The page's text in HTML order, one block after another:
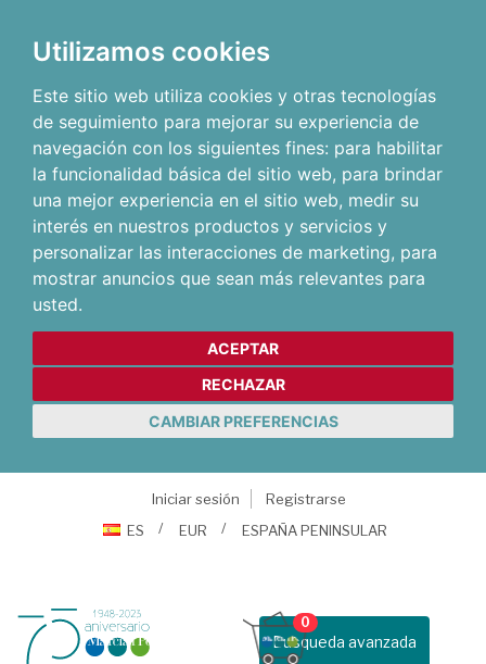
Utilizamos cookies
Este sitio web utiliza cookies y otras tecnologías
de seguimiento para mejorar su experiencia de
navegación con los siguientes fines: para habilitar
la funcionalidad básica del sitio web, para brindar
una mejor experiencia en el sitio web, medir su
interés en nuestros productos y servicios y
personalizar las interacciones de marketing, para
mostrar anuncios que sean más relevantes para
usted.
ACEPTAR
RECHAZAR
CAMBIAR PREFERENCIAS
Iniciar sesión
Registrarse
ES
EUR ESPAÑA PENINSULAR
Busqueda avanzada
0